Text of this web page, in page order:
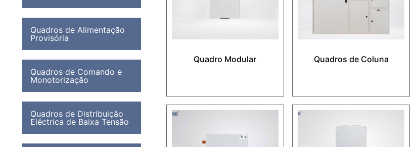
Quadros de Alimentação
Provisória
Quadros de Comando e
Monotorização
Quadros de Distribuição
Eléctrica de Baixa Tensão
Quadro Modular Quadros de Coluna